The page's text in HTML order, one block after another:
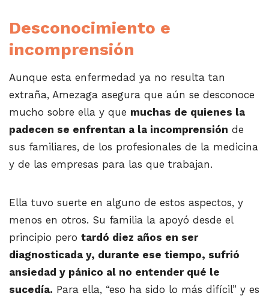
Desconocimiento e
incomprensión
Aunque esta enfermedad ya no resulta tan
extraña, Amezaga asegura que aún se desconoce
mucho sobre ella y que muchas de quienes la
padecen se enfrentan a la incomprensión de
sus familiares, de los profesionales de la medicina
y de las empresas para las que trabajan.
Ella tuvo suerte en alguno de estos aspectos, y
menos en otros. Su familia la apoyó desde el
principio pero tardó diez años en ser
diagnosticada y, durante ese tiempo, sufrió
ansiedad y pánico al no entender qué le
sucedía. Para ella, “eso ha sido lo más difícil” y es